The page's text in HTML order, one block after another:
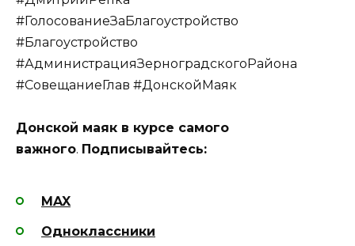
#ГолосованиеЗаБлагоустройство
#Благоустройство
#АдминистрацияЗерноградскогоРайона
#СовещаниеГлав #ДонскойМаяк
Донской маяк в курсе самого
важного. Подписывайтесь:
MAX
Одноклассники